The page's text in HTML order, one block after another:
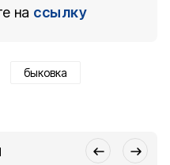
на ссылку
быковка